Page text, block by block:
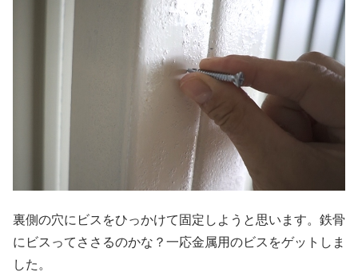
裏側の穴にビスをひっかけて固定しようと思います。鉄骨
にビスってささるのかな？一応金属用のビスをゲットしま
した。